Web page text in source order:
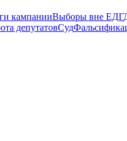
кампанииВыборы вне ЕДГ
депутатовСуд